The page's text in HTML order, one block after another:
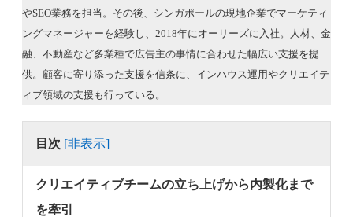
やSEO業務を担当。その後、シンガポールの現地企業でマーケティ
ングマネージャーを経験し、2018年にオーリーズに入社。人材、金
融、不動産など多業種で広告主の事情に合わせた幅広い支援を提
供。顧客に寄り添った支援を信条に、インハウス運用やクリエイテ
ィブ領域の支援も行っている。
目次 [非表示]
クリエイティブチームの立ち上げから内製化まで
を牽引